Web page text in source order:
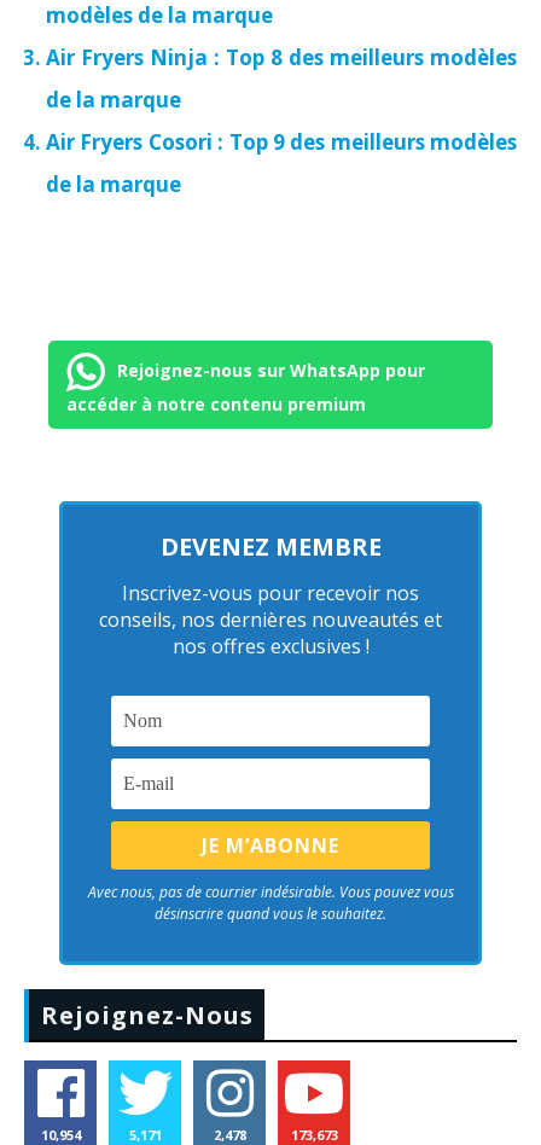
modèles de la marque
Air Fryers Ninja : Top 8 des meilleurs modèles
de la marque
Air Fryers Cosori : Top 9 des meilleurs modèles
de la marque
Rejoignez-nous sur WhatsApp pour
accéder à notre contenu premium
DEVENEZ MEMBRE
Inscrivez-vous pour recevoir nos
conseils, nos dernières nouveautés et
nos offres exclusives !
Avec nous, pas de courrier indésirable. Vous pouvez vous
désinscrire quand vous le souhaitez.
Rejoignez-Nous
10,954 5,171 2,478 173,673